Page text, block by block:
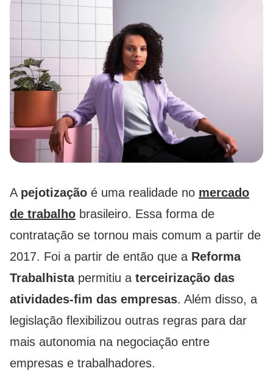
A pejotização é uma realidade no mercado
de trabalho brasileiro. Essa forma de
contratação se tornou mais comum a partir de
2017. Foi a partir de então que a Reforma
Trabalhistapermitiu a terceirização das
atividades-fim das empresas. Além disso, a
legislação flexibilizou outras regras para dar
mais autonomia na negociação entre
empresas e trabalhadores.